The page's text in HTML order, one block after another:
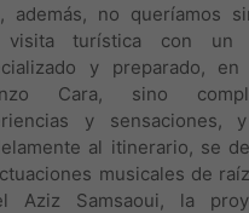
además, no queríamos
visita turística con un
y preparado,
Cara, sino
y sensaciones,
al itinerario, se
musicales de
Aziz Samsaoui, la